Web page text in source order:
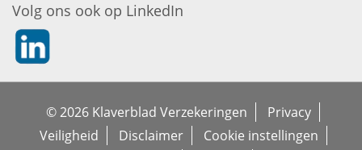
Volg ons ook op LinkedIn
https://nl.linkedin.com/company/klaverblad-
© 2026 Klaverblad Verzekeringen
Privacy
Veiligheid
Disclaimer Cookie instellingen